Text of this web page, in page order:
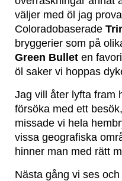
väljer med öl jag
Coloradobaserade
bryggerier som på
Green Bullet en
öl saker vi hoppas
Jag vill åter lyfta fram
försöka med ett
missade vi hela
vissa geografiska
hinner man med rätt
Nästa gång vi ses